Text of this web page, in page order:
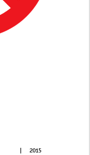
2015